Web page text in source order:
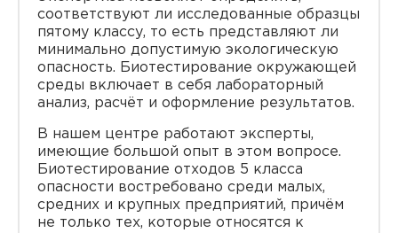
соответствуют ли исследованные образцы
пятому классу, то есть представляют ли
минимально допустимую экологическую
опасность. Биотестирование окружающей
среды включает в себя лабораторный
анализ, расчёт и оформление результатов.
В нашем центре работают эксперты,
имеющие большой опыт в этом вопросе.
Биотестирование отходов 5 класса
опасности востребовано среди малых,
средних и крупных предприятий, причём
не только тех, которые относятся к